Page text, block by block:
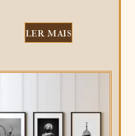
ler mais